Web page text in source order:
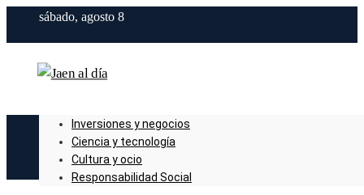
sábado, agosto 8
Inversiones y negocios
Ciencia y tecnología
Cultura y ocio
Responsabilidad Social